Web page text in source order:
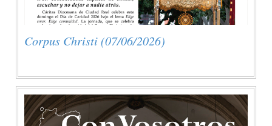
Corpus Christi (07/06/2026)